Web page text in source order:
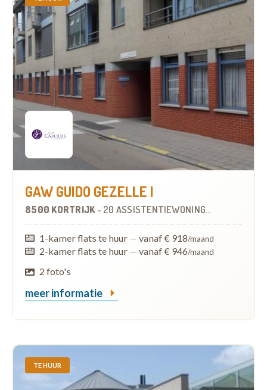
GAW GUIDO GEZELLE I
8500 KORTRIJK - 20 ASSISTENTIEWONINGEN
1-kamer flats te huur — vanaf € 918/maand
2-kamer flats te huur — vanaf € 946/maand
2 foto's
meer informatie
TE HUUR